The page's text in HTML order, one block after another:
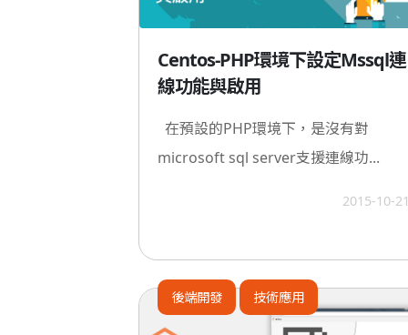
Centos-PHP環境下設定Mssql連
線功能與啟用
在預設的PHP環境下，是沒有對
microsoft sql server支援連線功...
2015-10-
後端開發 技術應用